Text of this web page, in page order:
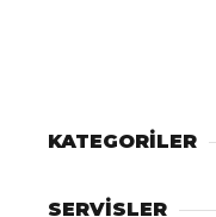
KATEGORİLER
SERVİSLER